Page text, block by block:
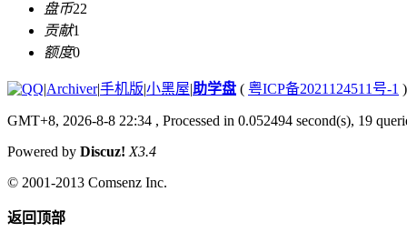
盘币22
贡献1
额度0
|Archiver|手机版|小黑屋|助学盘 ( 粤ICP备2021124511号-1 )
GMT+8, 2026-8-8 22:34 , Processed in 0.052494 second(s), 19
Powered by Discuz! X3.4
© 2001-2013 Comsenz Inc.
返回顶部